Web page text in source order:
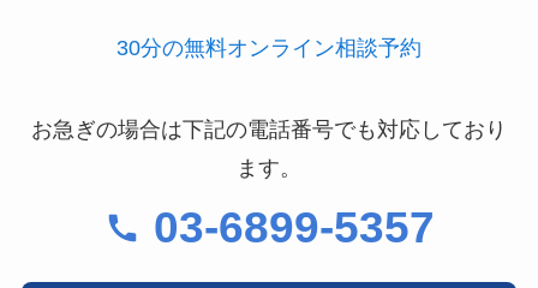
30分の無料オンライン相談予約
お急ぎの場合は下記の電話番号でも対応しており
ます。
03-6899-5357